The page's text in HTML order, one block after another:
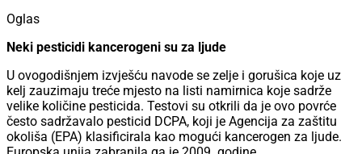
Oglas
Neki pesticidi kancerogeni su za ljude
U ovogodišnjem izvješću navode se zelje i gorušica koje uz
kelj zauzimaju treće mjesto na listi namirnica koje sadrže
velike količine pesticida. Testovi su otkrili da je ovo povrće
često sadržavalo pesticid DCPA, koji je Agencija za zaštitu
okoliša (EPA) klasificirala kao mogući kancerogen za ljude.